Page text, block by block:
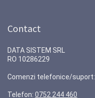
Contact
DATA SISTEM SRL
RO 10286229
Comenzi telefonice/suport:
Telefon: 0752 244 460